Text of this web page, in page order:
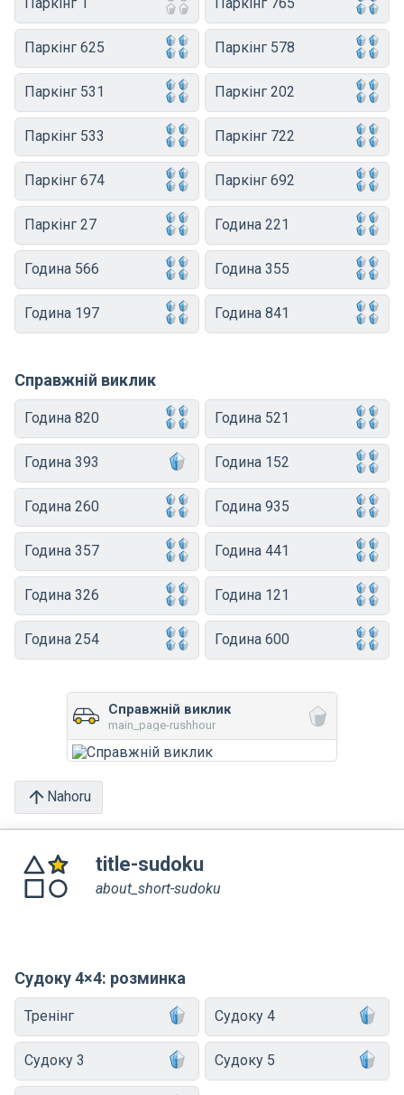
Паркінг 625 Паркінг 578
Паркінг 531 Паркінг 202
Паркінг 533 Паркінг 722
Паркінг 674 Паркінг 692
Паркінг 27 Година 221
Година 566 Година 355
Година 197 Година 841
Справжній виклик
Година 820 Година 521
Година 393 Година 152
Година 260 Година 935
Година 357 Година 441
Година 326 Година 121
Година 254 Година 600
Справжній виклик
main_page-rushhour
Nahoru
title-sudoku
about_short-sudoku
Судоку 4×4: розминка
Тренінг Судоку 4
Судоку 3 Судоку 5